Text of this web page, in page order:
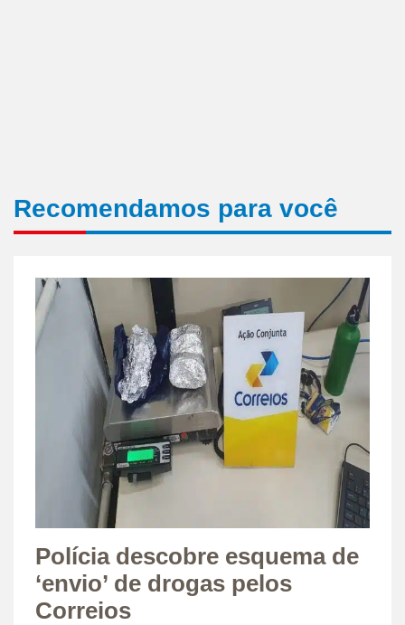
Recomendamos para você
Polícia descobre esquema de
‘envio’ de drogas pelos
Correios